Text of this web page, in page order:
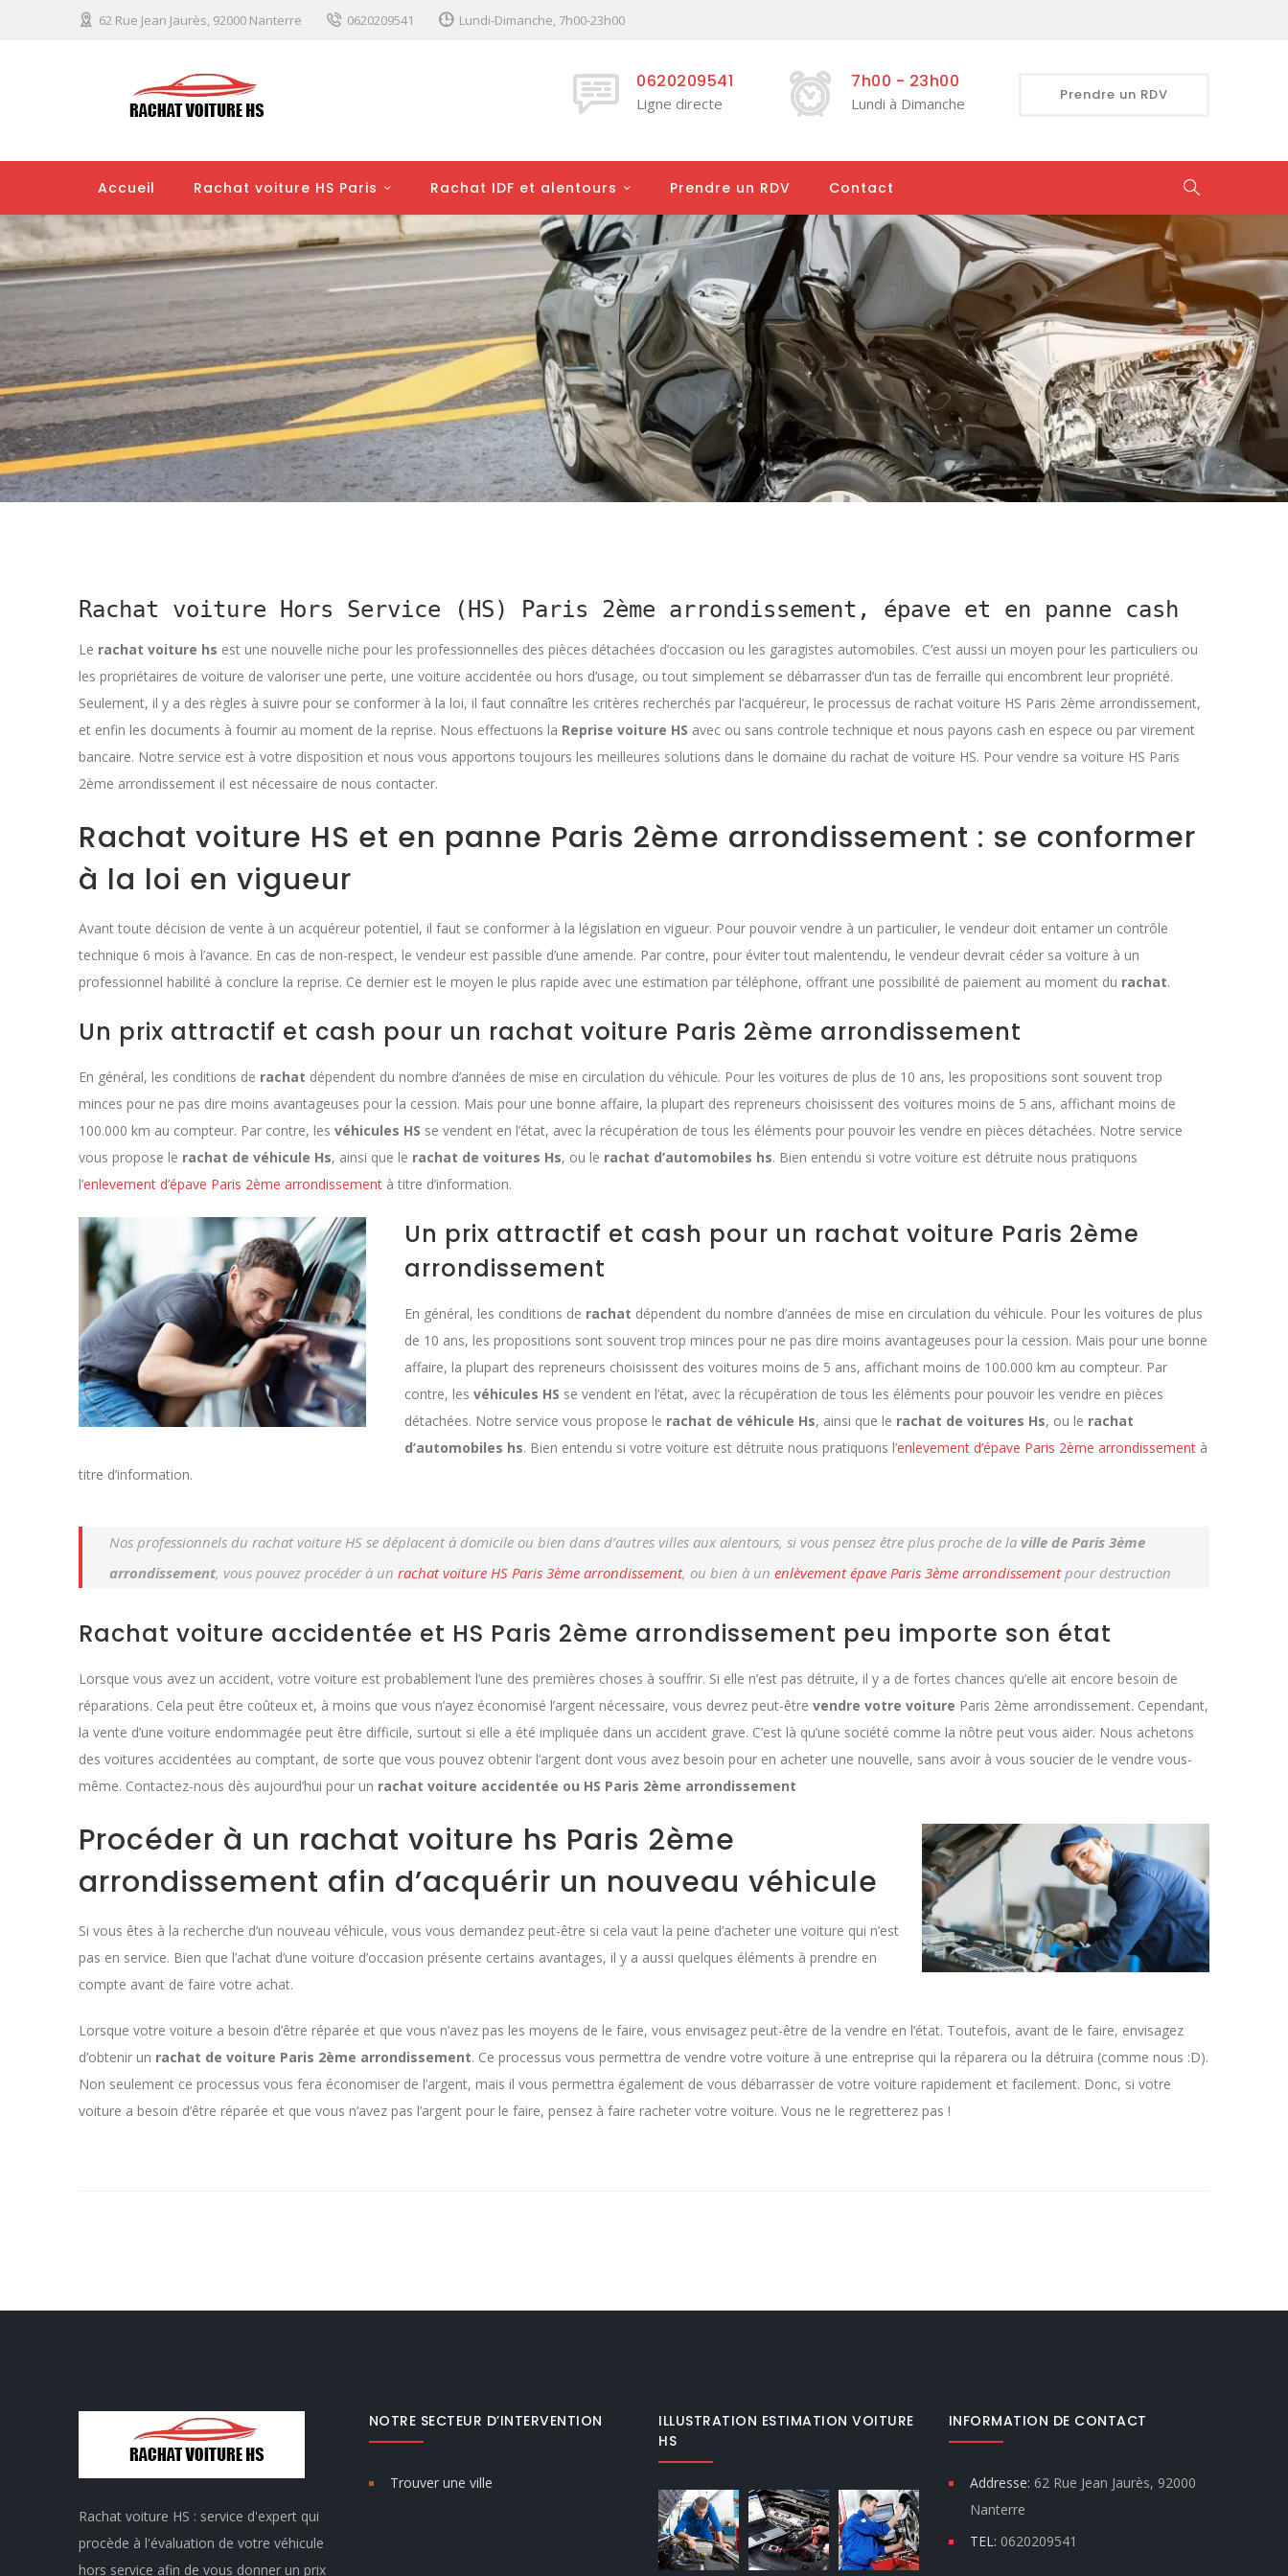
62 Rue Jean Jaurès, 92000 Nanterre 0620209541 Lundi-Dimanche, 7h00-23h00
Prendre un RDV
0620209541
Ligne directe
7h00 - 23h00
Lundi à Dimanche
Accueil Rachat voiture HS Paris Rachat IDF et alentours Prendre un RDV Contact
Rachat voiture Hors Service (HS) Paris 2ème arrondissement, épave et en panne cash
Le rachat voiture hs est une nouvelle niche pour les professionnelles des pièces détachées d’occasion ou les garagistes automobiles. C’est aussi un moyen pour les particuliers ou
les propriétaires de voiture de valoriser une perte, une voiture accidentée ou hors d’usage, ou tout simplement se débarrasser d’un tas de ferraille qui encombrent leur propriété.
Seulement, il y a des règles à suivre pour se conformer à la loi, il faut connaître les critères recherchés par l’acquéreur, le processus de rachat voiture HS Paris 2ème arrondissement,
et enfin les documents à fournir au moment de la reprise. Nous effectuons la Reprise voiture HS avec ou sans controle technique et nous payons cash en espece ou par virement
bancaire. Notre service est à votre disposition et nous vous apportons toujours les meilleures solutions dans le domaine du rachat de voiture HS. Pour vendre sa voiture HS Paris
2ème arrondissement il est nécessaire de nous contacter.
Rachat voiture HS et en panne Paris 2ème arrondissement : se conformer
à la loi en vigueur
Avant toute décision de vente à un acquéreur potentiel, il faut se conformer à la législation en vigueur. Pour pouvoir vendre à un particulier, le vendeur doit entamer un contrôle
technique 6 mois à l’avance. En cas de non-respect, le vendeur est passible d’une amende. Par contre, pour éviter tout malentendu, le vendeur devrait céder sa voiture à un
professionnel habilité à conclure la reprise. Ce dernier est le moyen le plus rapide avec une estimation par téléphone, offrant une possibilité de paiement au moment du rachat.
Un prix attractif et cash pour un rachat voiture Paris 2ème arrondissement
En général, les conditions de rachat dépendent du nombre d’années de mise en circulation du véhicule. Pour les voitures de plus de 10 ans, les propositions sont souvent trop
minces pour ne pas dire moins avantageuses pour la cession. Mais pour une bonne affaire, la plupart des repreneurs choisissent des voitures moins de 5 ans, affichant moins de
100.000 km au compteur. Par contre, les véhicules HS se vendent en l’état, avec la récupération de tous les éléments pour pouvoir les vendre en pièces détachées. Notre service
vous propose le rachat de véhicule Hs, ainsi que le rachat de voitures Hs, ou le rachat d’automobiles hs. Bien entendu si votre voiture est détruite nous pratiquons
l’enlevement d’épave Paris 2ème arrondissement à titre d’information.
Un prix attractif et cash pour un rachat voiture Paris 2ème
arrondissement
En général, les conditions de rachat dépendent du nombre d’années de mise en circulation du véhicule. Pour les voitures de plus
de 10 ans, les propositions sont souvent trop minces pour ne pas dire moins avantageuses pour la cession. Mais pour une bonne
affaire, la plupart des repreneurs choisissent des voitures moins de 5 ans, affichant moins de 100.000 km au compteur. Par
contre, les véhicules HS se vendent en l’état, avec la récupération de tous les éléments pour pouvoir les vendre en pièces
détachées. Notre service vous propose le rachat de véhicule Hs, ainsi que le rachat de voitures Hs, ou le rachat
d’automobiles hs. Bien entendu si votre voiture est détruite nous pratiquons l’enlevement d’épave Paris 2ème arrondissement à
titre d’information.
Nos professionnels du rachat voiture HS se déplacent à domicile ou bien dans d’autres villes aux alentours, si vous pensez être plus proche de la ville de Paris 3ème
arrondissement, vous pouvez procéder à un rachat voiture HS Paris 3ème arrondissement, ou bien à un enlèvement épave Paris 3ème arrondissementpour destruction
Rachat voiture accidentée et HS Paris 2ème arrondissement peu importe son état
Lorsque vous avez un accident, votre voiture est probablement l’une des premières choses à souffrir. Si elle n’est pas détruite, il y a de fortes chances qu’elle ait encore besoin de
réparations. Cela peut être coûteux et, à moins que vous n’ayez économisé l’argent nécessaire, vous devrez peut-être vendre votre voiture Paris 2ème arrondissement. Cependant,
la vente d’une voiture endommagée peut être difficile, surtout si elle a été impliquée dans un accident grave. C’est là qu’une société comme la nôtre peut vous aider. Nous achetons
des voitures accidentées au comptant, de sorte que vous pouvez obtenir l’argent dont vous avez besoin pour en acheter une nouvelle, sans avoir à vous soucier de le vendre vous-
même. Contactez-nous dès aujourd’hui pour un rachat voiture accidentée ou HS Paris 2ème arrondissement
Procéder à un rachat voiture hs Paris 2ème
arrondissement afin d’acquérir un nouveau véhicule
Si vous êtes à la recherche d’un nouveau véhicule, vous vous demandez peut-être si cela vaut la peine d’acheter une voiture qui n’est
pas en service. Bien que l’achat d’une voiture d’occasion présente certains avantages, il y a aussi quelques éléments à prendre en
compte avant de faire votre achat.
Lorsque votre voiture a besoin d’être réparée et que vous n’avez pas les moyens de le faire, vous envisagez peut-être de la vendre en l’état. Toutefois, avant de le faire, envisagez
d’obtenir un rachat de voiture Paris 2ème arrondissement. Ce processus vous permettra de vendre votre voiture à une entreprise qui la réparera ou la détruira (comme nous :D).
Non seulement ce processus vous fera économiser de l’argent, mais il vous permettra également de vous débarrasser de votre voiture rapidement et facilement. Donc, si votre
voiture a besoin d’être réparée et que vous n’avez pas l’argent pour le faire, pensez à faire racheter votre voiture. Vous ne le regretterez pas !
Rachat voiture HS : service d'expert qui
procède à l'évaluation de votre véhicule
hors service afin de vous donner un prix
NOTRE SECTEUR D’INTERVENTION
Trouver une ville
ILLUSTRATION ESTIMATION VOITURE
HS
INFORMATION DE CONTACT
Addresse: 62 Rue Jean Jaurès, 92000
Nanterre
TEL: 0620209541